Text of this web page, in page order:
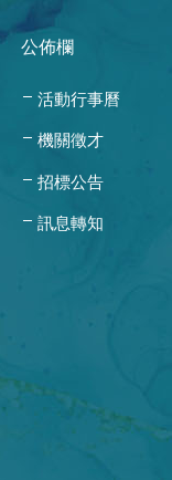
公佈欄
活動行事曆
機關徵才
招標公告
訊息轉知